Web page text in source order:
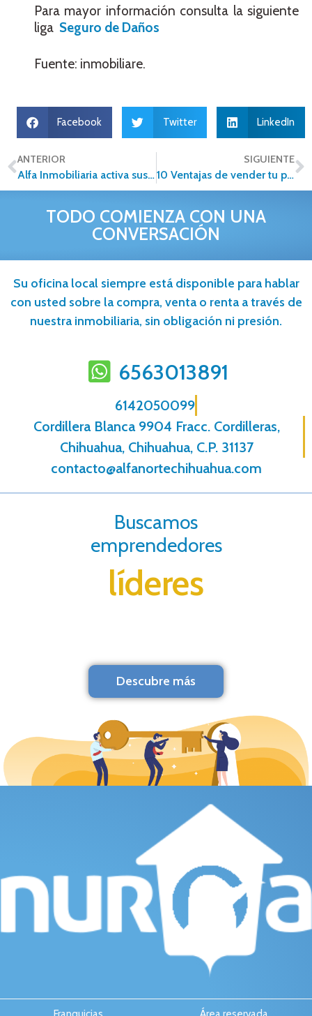
Para mayor información consulta la siguiente
liga Seguro de Daños
Fuente: inmobiliare.
Facebook Twitter LinkedIn
ANTERIOR
Alfa Inmobiliaria activa sus oficinas de todo México como Centros de Acopio en apoyo a los afectados por el terremoto.
SIGUIENTE
10 Ventajas de vender tu propiedad con Alfa Inmobiliaria
TODO COMIENZA CON UNA
CONVERSACIÓN
Su oficina local siempre está disponible para hablar
con usted sobre la compra, venta o renta a través de
nuestra inmobiliaria, sin obligación ni presión.
6563013891
6142050099
Cordillera Blanca 9904 Fracc. Cordilleras,
Chihuahua, Chihuahua, C.P. 31137
contacto@alfanortechihuahua.com
Buscamos
emprendedores
líderes
Descubre más